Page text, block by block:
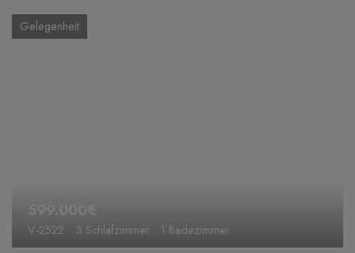
Gelegenheit
599.000€
V-2522 3 Schlafzimmer 1 Badezimmer